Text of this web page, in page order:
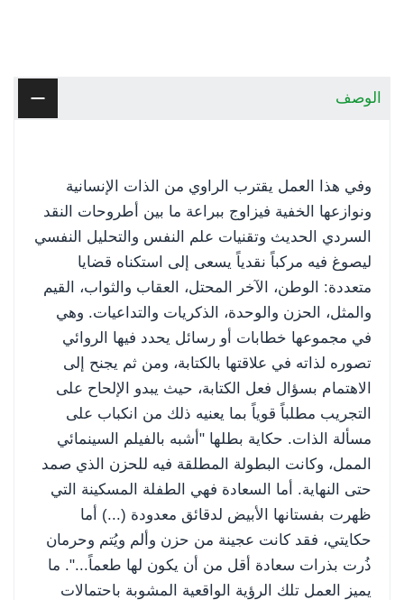
الوصف
وفي هذا العمل يقترب الراوي من الذات الإنسانية
ونوازعها الخفية فيزاوج ببراعة ما بين أطروحات النقد
السردي الحديث وتقنيات علم النفس والتحليل النفسي
ليصوغ فيه مركباً نقدياً يسعى إلى استكناه قضايا
متعددة: الوطن، الآخر المحتل، العقاب والثواب، القيم
والمثل، الحزن والوحدة، الذكريات والتداعيات. وهي
في مجموعها خطابات أو رسائل يحدد فيها الروائي
تصوره لذاته في علاقتها بالكتابة، ومن ثم يجنح إلى
الاهتمام بسؤال فعل الكتابة، حيث يبدو الإلحاح على
التجريب مطلباً قوياً بما يعنيه ذلك من انكباب على
مسألة الذات. حكاية بطلها "أشبه بالفيلم السينمائي
الممل، وكانت البطولة المطلقة فيه للحزن الذي صمد
حتى النهاية. أما السعادة فهي الطفلة المسكينة التي
ظهرت بفستانها الأبيض لدقائق معدودة (...) أما
حكايتي، فقد كانت عجينة من حزن وألم ويُتم وحرمان
ذُرت بذرات سعادة أقل من أن يكون لها طعماً...". ما
يميز العمل تلك الرؤية الواقعية المشوبة باحتمالات